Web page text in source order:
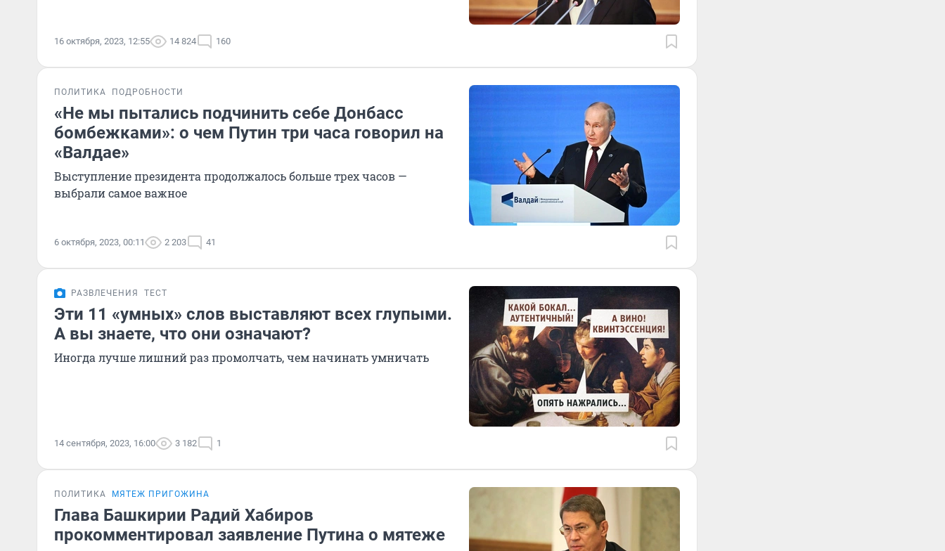
16 октября, 2023, 12:55 14 824 160
ПОЛИТИКА ПОДРОБНОСТИ
«Не мы пытались подчинить себе Донбасс
бомбежками»: о чем Путин три часа говорил на
«Валдае»
Выступление президента продолжалось больше трех часов —
выбрали самое важное
6 октября, 2023, 00:11 2 203 41
РАЗВЛЕЧЕНИЯ ТЕСТ
Эти 11 «умных» слов выставляют всех глупыми.
А вы знаете, что они означают?
Иногда лучше лишний раз промолчать, чем начинать умничать
14 сентября, 2023, 16:00 3 182 1
ПОЛИТИКА МЯТЕЖ ПРИГОЖИНА
Глава Башкирии Радий Хабиров
прокомментировал заявление Путина о мятеже